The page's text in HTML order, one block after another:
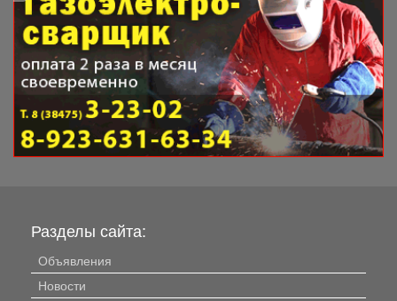
Разделы сайта:
Объявления
Новости